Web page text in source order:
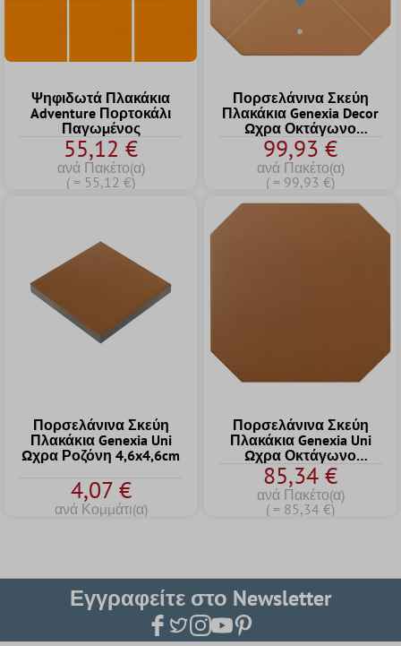
Ψηφιδωτά Πλακάκια
Adventure Πορτοκάλι
Παγωμένος
55,12 €
ανά Πακέτο(α)
( = 55,12 €)
Πορσελάνινα Σκεύη
Πλακάκια Genexia Decor
Ωχρα Οκτάγωνο
20x20cm
99,93 €
ανά Πακέτο(α)
( = 99,93 €)
Πορσελάνινα Σκεύη
Πλακάκια Genexia Uni
Ωχρα Ροζόνη 4,6x4,6cm
4,07 €
ανά Κομμάτι(α)
Πορσελάνινα Σκεύη
Πλακάκια Genexia Uni
Ωχρα Οκτάγωνο
20x20cm
85,34 €
ανά Πακέτο(α)
( = 85,34 €)
Εγγραφείτε στο Newsletter